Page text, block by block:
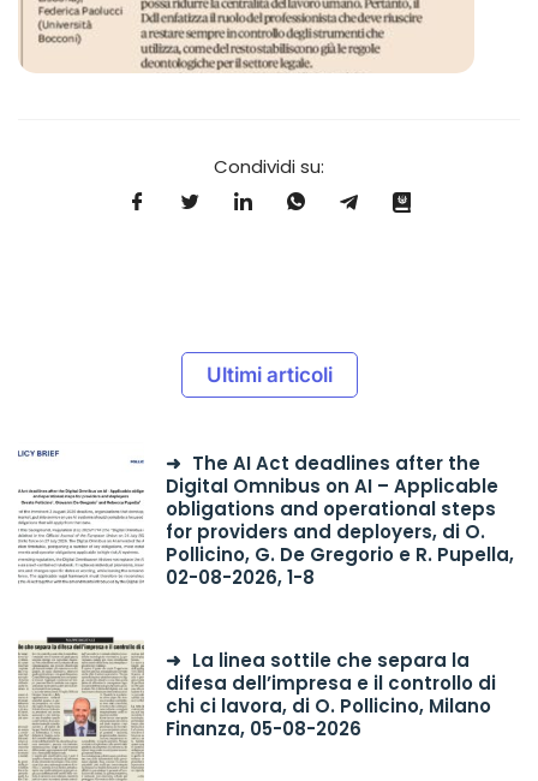
Condividi su:
Ultimi articoli
The AI Act deadlines after the
Digital Omnibus on AI – Applicable
obligations and operational steps
for providers and deployers, di O.
Pollicino, G. De Gregorio e R. Pupella,
02-08-2026, 1-8
La linea sottile che separa la
difesa dell’impresa e il controllo di
chi ci lavora, di O. Pollicino, Milano
Finanza, 05-08-2026